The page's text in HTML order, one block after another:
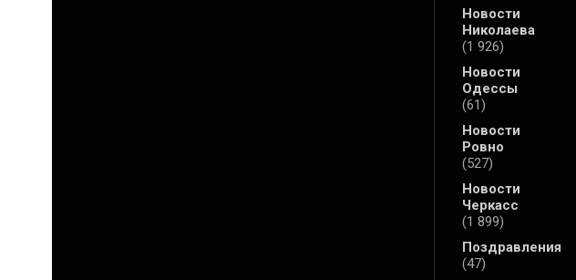
Новости
Николаева
(1 926)
Новости
Одессы
(61)
Новости
Ровно
(527)
Новости
Черкасс
(1 899)
Поздравления
(47)